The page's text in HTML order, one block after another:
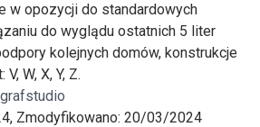
w opozycji do standardowych
do wyglądu ostatnich 5 liter
kolejnych domów, konstrukcje
W, X, Y, Z.
Zmodyfikowano: 20/03/2024